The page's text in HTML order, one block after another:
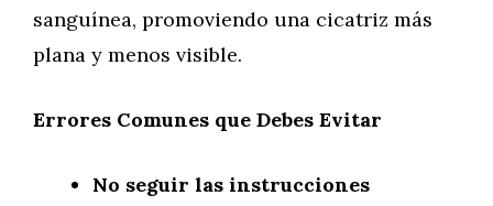
sanguínea, promoviendo una cicatriz más
plana y menos visible.
Errores Comunes que Debes Evitar
No seguir las instrucciones